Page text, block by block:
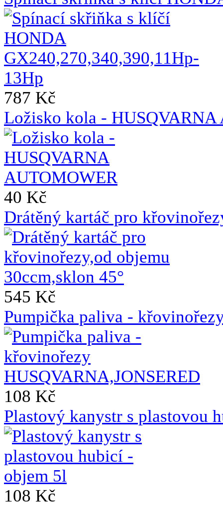
787 Kč
Ložisko kola - HUSQVARNA
40 Kč
Drátěný kartáč pro
545 Kč
Pumpička paliva -
108 Kč
Plastový kanystr s plastovou
108 Kč